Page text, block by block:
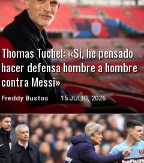
Thomas Tuchel: «Si, he pensado
hacer defensa hombre a hombre
contra Messi»
Freddy Bustos 15 JULIO, 2026
LEER MÁS